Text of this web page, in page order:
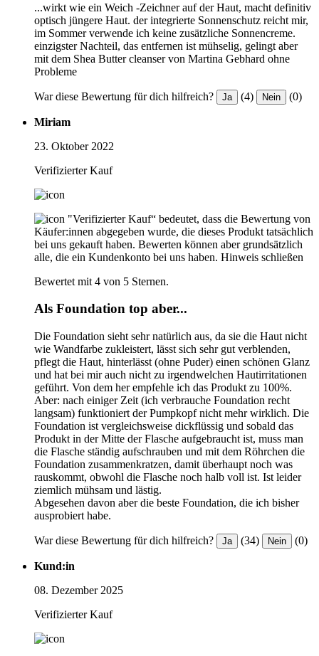
...wirkt wie ein Weich -Zeichner auf der Haut, macht definitiv
optisch jüngere Haut. der integrierte Sonnenschutz reicht mir,
im Sommer verwende ich keine zusätzliche Sonnencreme.
einzigster Nachteil, das entfernen ist mühselig, gelingt aber
mit dem Shea Butter cleanser von Martina Gebhard ohne
Probleme
War diese Bewertung für dich hilfreich? Ja (4) Nein (0)
Miriam
23. Oktober 2022
Verifizierter Kauf
"Verifizierter Kauf“ bedeutet, dass die Bewertung von
Käufer:innen abgegeben wurde, die dieses Produkt tatsächlich
bei uns gekauft haben. Bewerten können aber grundsätzlich
alle, die ein Kundenkonto bei uns haben. Hinweis schließen
Bewertet mit 4 von 5 Sternen.
Als Foundation top aber...
Die Foundation sieht sehr natürlich aus, da sie die Haut nicht
wie Wandfarbe zukleistert, lässt sich sehr gut verblenden,
pflegt die Haut, hinterlässt (ohne Puder) einen schönen Glanz
und hat bei mir auch nicht zu irgendwelchen Hautirritationen
geführt. Von dem her empfehle ich das Produkt zu 100%.
Aber: nach einiger Zeit (ich verbrauche Foundation recht
langsam) funktioniert der Pumpkopf nicht mehr wirklich. Die
Foundation ist vergleichsweise dickflüssig und sobald das
Produkt in der Mitte der Flasche aufgebraucht ist, muss man
die Flasche ständig aufschrauben und mit dem Röhrchen die
Foundation zusammenkratzen, damit überhaupt noch was
rauskommt, obwohl die Flasche noch halb voll ist. Ist leider
ziemlich mühsam und lästig.
Abgesehen davon aber die beste Foundation, die ich bisher
ausprobiert habe.
War diese Bewertung für dich hilfreich? Ja (34) Nein (0)
Kund:in
08. Dezember 2025
Verifizierter Kauf